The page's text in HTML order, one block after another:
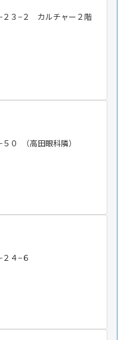
２３−２ カルチャー２階
０ （高田眼科隣）
２４−６